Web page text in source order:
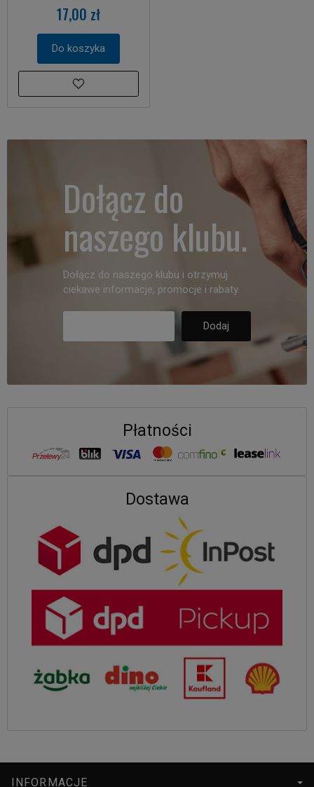
17,00 zł
Do koszyka
Dołącz do
naszego klubu.
Dołącz do naszego klubu i otrzymuj
ciekawe informacje, promocje i rabaty.
Płatności
Dostawa
INFORMACJE